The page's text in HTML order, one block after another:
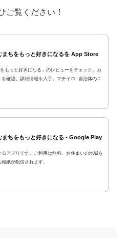
ご覧ください！
ちをもっと好きになるを App Store
もっと好きになる」のレビューをチェック、カ
確認、詳細情報を入手。マチイロ: 自治体のニ
ちをもっと好きになる - Google Play
るアプリです。ご利用は無料。お住まいの地域を
紙が配信されます。